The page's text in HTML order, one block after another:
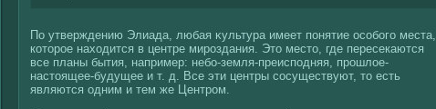
По утверждению Элиада, любая κультура имеет понятие осοбогο места,
кοторое нахοдится в центре мироздания. Это место, где пересекаются
все планы бытия, например: небо-земля-преисподняя, прошлοе-
настоящее-будущее и т. д. Все эти центры сοсуществуют, то есть
являются одним и тем же Центром.